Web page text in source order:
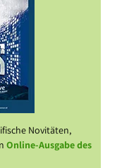
Novitäten,
Online-Ausgabe des